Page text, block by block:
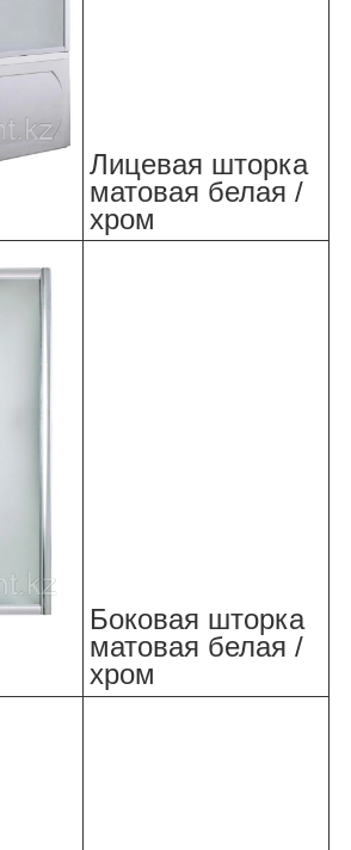
Лицевая шторка
матовая белая /
хром
Боковая шторка
матовая белая /
хром